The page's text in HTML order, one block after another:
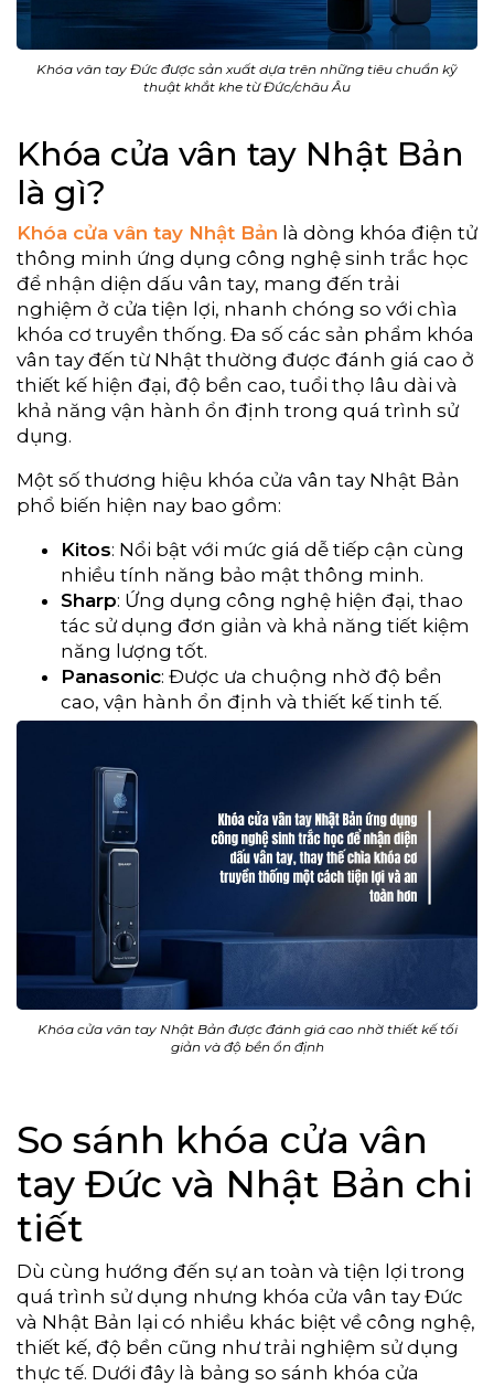
Khóa vân tay Đức được sản xuất dựa trên những tiêu chuẩn kỹ
thuật khắt khe từ Đức/châu Âu
Khóa cửa vân tay Nhật Bản
là gì?
Khóa cửa vân tay Nhật Bản là dòng khóa điện tử
thông minh ứng dụng công nghệ sinh trắc học
để nhận diện dấu vân tay, mang đến trải
nghiệm ở cửa tiện lợi, nhanh chóng so với chìa
khóa cơ truyền thống. Đa số các sản phẩm khóa
vân tay đến từ Nhật thường được đánh giá cao ở
thiết kế hiện đại, độ bền cao, tuổi thọ lâu dài và
khả năng vận hành ổn định trong quá trình sử
dụng.
Một số thương hiệu khóa cửa vân tay Nhật Bản
phổ biến hiện nay bao gồm:
Kitos: Nổi bật với mức giá dễ tiếp cận cùng
nhiều tính năng bảo mật thông minh.
Sharp: Ứng dụng công nghệ hiện đại, thao
tác sử dụng đơn giản và khả năng tiết kiệm
năng lượng tốt.
Panasonic: Được ưa chuộng nhờ độ bền
cao, vận hành ổn định và thiết kế tinh tế.
Khóa cửa vân tay Nhật Bản được đánh giá cao nhờ thiết kế tối
giản và độ bền ổn định
So sánh khóa cửa vân
tay Đức và Nhật Bản chi
tiết
Dù cùng hướng đến sự an toàn và tiện lợi trong
quá trình sử dụng nhưng khóa cửa vân tay Đức
và Nhật Bản lại có nhiều khác biệt về công nghệ,
thiết kế, độ bền cũng như trải nghiệm sử dụng
thực tế. Dưới đây là bảng so sánh khóa cửa